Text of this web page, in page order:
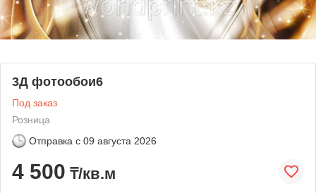
3Д фотообои6
Под заказ
Розница
Отправка с 09 августа 2026
4 500 ₸/кв.м